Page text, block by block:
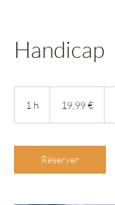
Handicap
1 h 19,99 €
Réserver